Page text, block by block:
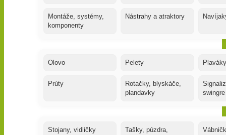
Montáže, systémy,
komponenty
Nástrahy a atraktory
Olovo Pelety
Prúty
Rotačky, blyskáče,
plandavky
swingre
Stojany, vidličky
Tašky, púzdra,